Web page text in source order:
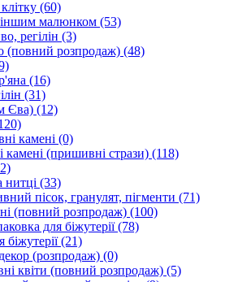
(60)
іншим малюнком (53)
регілін (3)
(повний розпродаж) (48)
(16)
(31)
Єва) (12)
камені (0)
(пришивні стрази) (118)
нитці (33)
пісок, гранулят, пігменти (71)
(повний розпродаж) (100)
для біжутерії(78)
біжутерії(21)
(розпродаж) (0)
квіти (повний розпродаж) (5)